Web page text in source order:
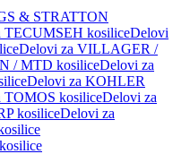
& STRATTON
TECUMSEH kosiliceDelovi
Delovi za VILLAGER /
/ MTD kosiliceDelovi za
Delovi za KOHLER
TOMOS kosiliceDelovi za
kosiliceDelovi za